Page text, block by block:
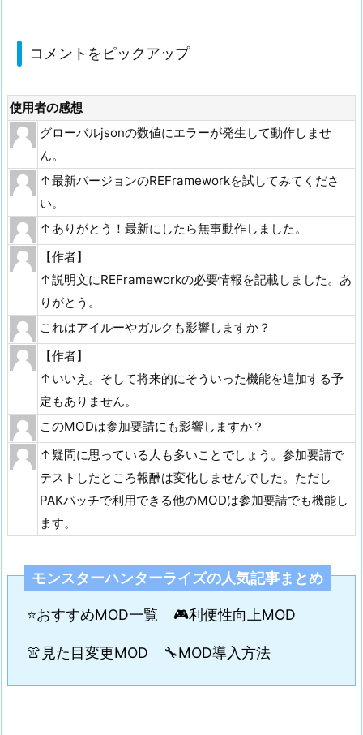
コメントをピックアップ
使用者の感想
グローバルjsonの数値にエラーが発生して動作しませ
ん。
↑最新バージョンのREFrameworkを試してみてくださ
い。
↑ありがとう！最新にしたら無事動作しました。
【作者】
↑説明文にREFrameworkの必要情報を記載しました。あ
りがとう。
これはアイルーやガルクも影響しますか？
【作者】
↑いいえ。そして将来的にそういった機能を追加する予
定もありません。
このMODは参加要請にも影響しますか？
↑疑問に思っている人も多いことでしょう。参加要請で
テストしたところ報酬は変化しませんでした。ただし
PAKパッチで利用できる他のMODは参加要請でも機能し
ます。
モンスターハンターライズの人気記事まとめ
⭐おすすめMOD一覧 🎮利便性向上MOD
👚見た目変更MOD 🔧MOD導入方法